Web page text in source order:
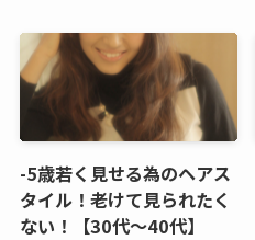
-5歳若く見せる為のヘアス
タイル！老けて見られたく
ない！【30代～40代】